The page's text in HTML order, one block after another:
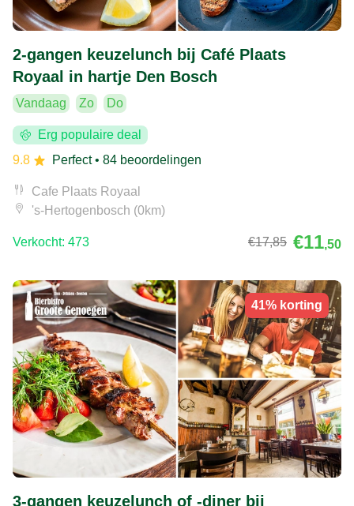
2-gangen keuzelunch bij Café Plaats
Royaal in hartje Den Bosch
Vandaag Zo Do
Erg populaire deal
9.8
Perfect• 84 beoordelingen
Cafe Plaats Royaal
's-Hertogenbosch (0km)
Verkocht: 473 €17,85 €11,50
41% korting
3-gangen keuzelunch of -diner bij